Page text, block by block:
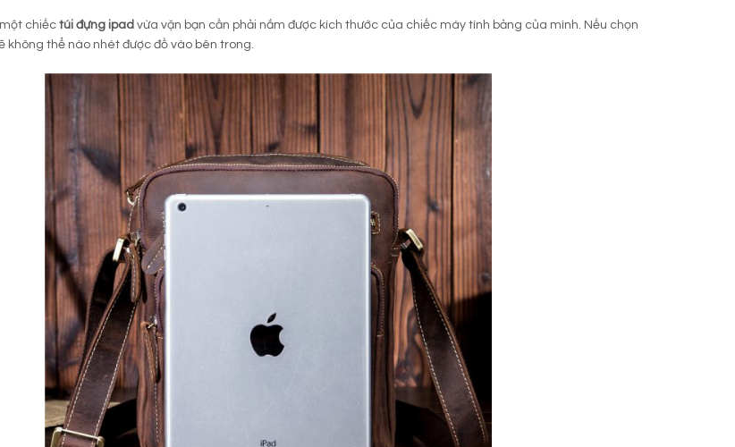
chiếc túi đựng ipad vừa vặn bạn cần phải nắm được kích thước của chiếc máy tính bảng của mình. Nếu chọn
không thể nào nhét được đồ vào bên trong.